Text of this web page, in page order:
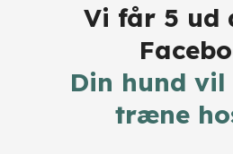
Vi får 5 ud
​Din hund vil
træne